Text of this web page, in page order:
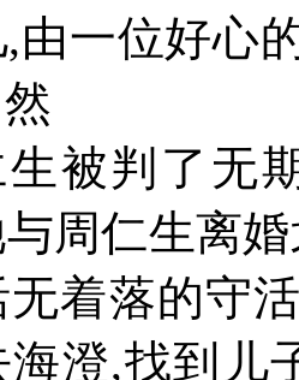
,由一位好心
被判了无
周仁生离
无着落的守
海澄,找到儿